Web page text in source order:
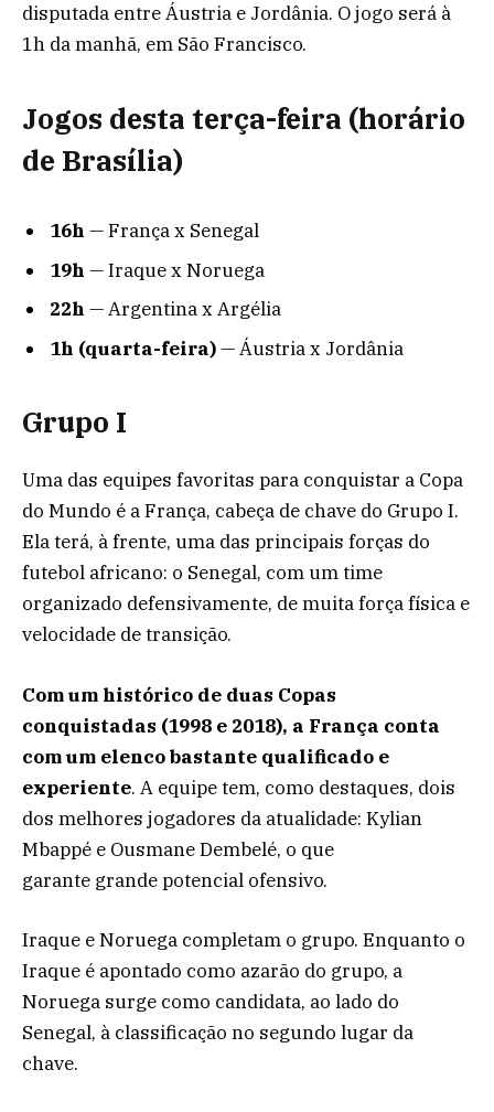
disputada entre Áustria e Jordânia. O jogo será à
1h da manhã, em São Francisco.
Jogos desta terça-feira (horário
de Brasília)
16h — França x Senegal
19h — Iraque x Noruega
22h — Argentina x Argélia
1h (quarta-feira)— Áustria x Jordânia
Grupo I
Uma das equipes favoritas para conquistar a Copa
do Mundo é a França, cabeça de chave do Grupo I.
Ela terá, à frente, uma das principais forças do
futebol africano: o Senegal, com um time
organizado defensivamente, de muita força física e
velocidade de transição.
Com um histórico de duas Copas
conquistadas (1998 e 2018), a França conta
com um elenco bastante qualificado e
experiente. A equipe tem, como destaques, dois
dos melhores jogadores da atualidade: Kylian
Mbappé e Ousmane Dembelé, o que
garante grande potencial ofensivo.
Iraque e Noruega completam o grupo. Enquanto o
Iraque é apontado como azarão do grupo, a
Noruega surge como candidata, ao lado do
Senegal, à classificação no segundo lugar da
chave.